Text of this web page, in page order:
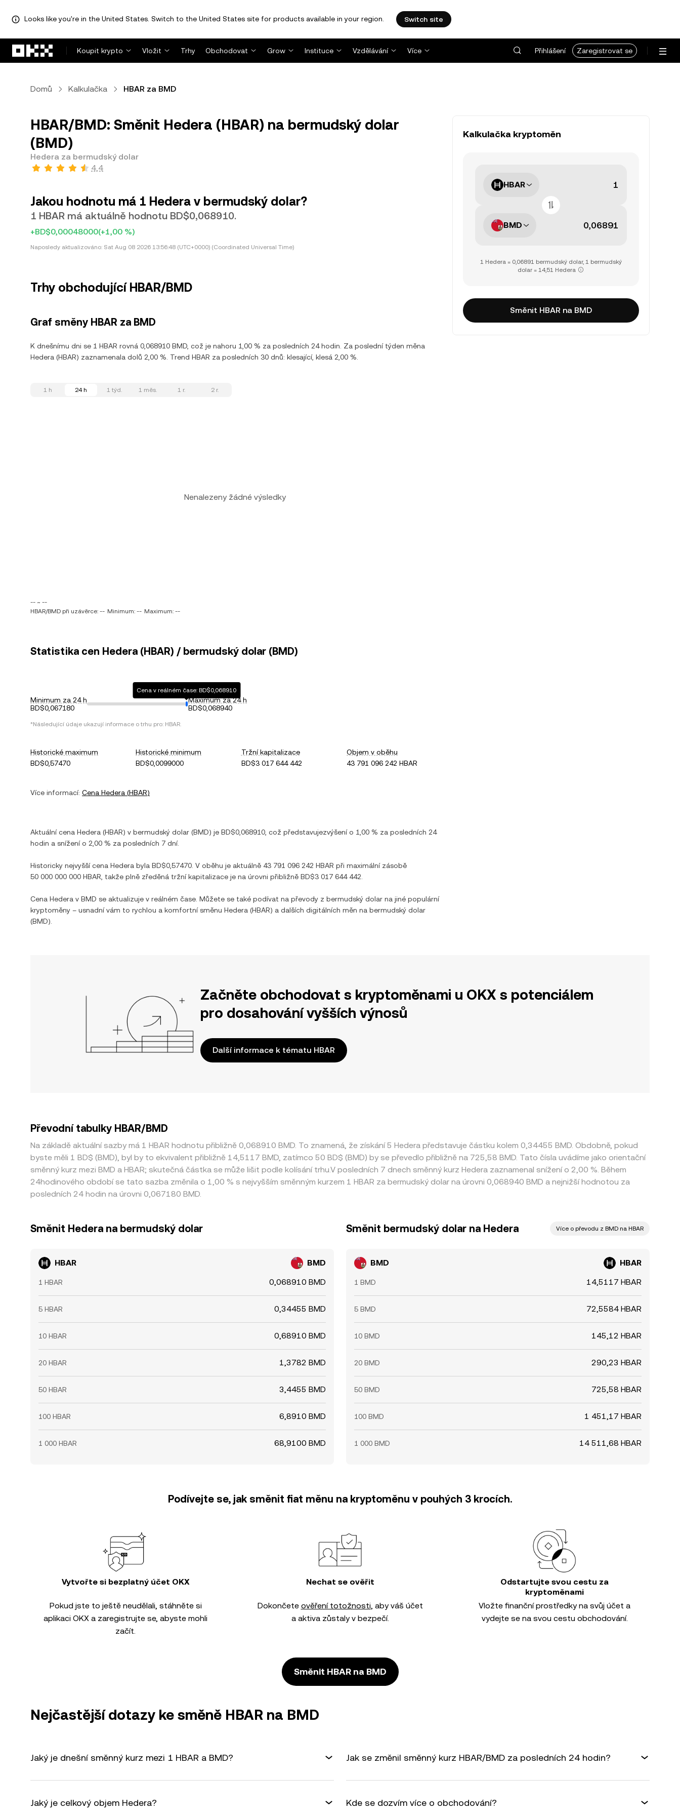
Looks like you're in the United States. Switch to the United States site for products available in your region. Switch site
Koupit krypto
Vložit Trhy Obchodovat Grow Instituce Vzdělávání Více Přihlášení Zaregistrovat se
Domů Kalkulačka HBAR za BMD
HBAR/BMD: Směnit Hedera (HBAR) na bermudský dolar
(BMD)
Hedera za bermudský dolar
4,4
Jakou hodnotu má 1 Hedera v bermudský dolar?
1 HBAR má aktuálně hodnotu BD$0,068910.
+BD$0,00048000(+1,00 %)
Naposledy aktualizováno: Sat Aug 08 2026 13:56:48 (UTC+0000) (Coordinated Universal Time)
Trhy obchodující HBAR/BMD
Graf směny HBAR za BMD
K dnešnímu dni se 1 HBAR rovná 0,068910 BMD, což je nahoru 1,00 % za posledních 24 hodin. Za poslední týden měna
Hedera (HBAR) zaznamenala dolů 2,00 %. Trend HBAR za posledních 30 dnů: klesající, klesá 2,00 %.
1 h 24 h 1 týd. 1 měs. 1 r. 2 r.
Nenalezeny žádné výsledky
-- ~ --
HBAR/BMD při uzávěrce: -- Minimum: -- Maximum: --
Statistika cen Hedera (HBAR) / bermudský dolar (BMD)
Minimum za 24 h
BD$0,067180
Cena v reálném čase: BD$0,068910
Maximum za 24 h
BD$0,068940
*Následující údaje ukazují informace o trhu pro: HBAR.
Historické maximum
BD$0,57470
Historické minimum
BD$0,0099000
Tržní kapitalizace
BD$3 017 644 442
Objem v oběhu
43 791 096 242 HBAR
Více informací: Cena Hedera (HBAR)
Aktuální cena Hedera (HBAR) v bermudský dolar (BMD) je BD$0,068910 , což představujezvýšenío 1,00 % za posledních 24
hodin a sníženío 2,00 % za posledních 7 dní.
Historicky nejvyšší cena Hedera byla BD$0,57470 . V oběhu je aktuálně 43 791 096 242 HBAR při maximální zásobě
50 000 000 000 HBAR , takže plně zředěná tržní kapitalizace je na úrovni přibližně BD$3 017 644 442
Cena Hedera v BMD se aktualizuje v reálném čase. Můžete se také podívat na převody z bermudský dolar na jiné populární
kryptoměny – usnadní vám to rychlou a komfortní směnu Hedera (HBAR) a dalších digitálních měn na bermudský dolar
(BMD).
Kalkulačka kryptoměn
HBAR
BMD
1 Hedera = 0,06891 bermudský dolar, 1 bermudský
dolar = 14,51 Hedera
Směnit HBAR na BMD
Začněte obchodovat s kryptoměnami u OKX s potenciálem
pro dosahování vyšších výnosů
Další informace k tématu HBAR
Převodní tabulky HBAR/BMD
Na základě aktuální sazby má 1 HBAR hodnotu přibližně 0,068910 BMD. To znamená, že získání 5 Hedera představuje částku kolem 0,34455 BMD. Obdobně, pokud
byste měli 1 BD$ (BMD), byl by to ekvivalent přibližně 14,5117 BMD, zatímco 50 BD$ (BMD) by se převedlo přibližně na 725,58 BMD. Tato čísla uvádíme jako orientační
směnný kurz mezi BMD a HBAR; skutečná částka se může lišit podle kolísání trhu.V posledních 7 dnech směnný kurz Hedera zaznamenal snížení o 2,00 %. Během
24hodinového období se tato sazba změnila o 1,00 % s nejvyšším směnným kurzem 1 HBAR za bermudský dolar na úrovni 0,068940 BMD a nejnižší hodnotou za
posledních 24 hodin na úrovni 0,067180 BMD.
Směnit Hedera na bermudský dolar
HBAR BMD
1 HBAR 0,068910 BMD
5 HBAR 0,34455 BMD
10 HBAR 0,68910 BMD
20 HBAR 1,3782 BMD
50 HBAR 3,4455 BMD
100 HBAR 6,8910 BMD
1 000 HBAR 68,9100 BMD
Směnit bermudský dolar na Hedera Více o převodu z BMD na HBAR
BMD HBAR
1 BMD 14,5117 HBAR
5 BMD 72,5584 HBAR
10 BMD 145,12 HBAR
20 BMD 290,23 HBAR
50 BMD 725,58 HBAR
100 BMD 1 451,17 HBAR
1 000 BMD 14 511,68 HBAR
Podívejte se, jak směnit fiat měnu na kryptoměnu v pouhých 3 krocích.
Vytvořte si bezplatný účet OKX
Pokud jste to ještě neudělali, stáhněte si
aplikaci OKX a zaregistrujte se, abyste mohli
začít.
Nechat se ověřit
Dokončete ověření totožnosti, aby váš účet
a aktiva zůstaly v bezpečí.
Odstartujte svou cestu za
kryptoměnami
Vložte finanční prostředky na svůj účet a
vydejte se na svou cestu obchodování.
Směnit HBAR na BMD
Nejčastější dotazy ke směně HBAR na BMD
Jaký je dnešní směnný kurz mezi 1 HBAR a BMD? Jak se změnil směnný kurz HBAR/BMD za posledních 24 hodin?
Jaký je celkový objem Hedera? Kde se dozvím více o obchodování?